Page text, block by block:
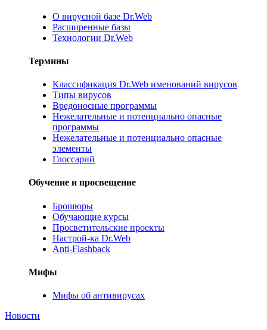
О вирусной базе Dr.Web
Расширенные базы
Технологии Dr.Web
Термины
Классификация Dr.Web именований вирусов
Типы вирусов
Вредоносные программы
Нежелательные и потенциально опасные
программы
Нежелательные и потенциально опасные
элементы
Глоссарий
Обучение и просвещение
Брошюры
Обучающие курсы
Просветительские проекты
Настрой-ка Dr.Web
Anti-Flashback
Мифы
Мифы об антивирусах
Новости